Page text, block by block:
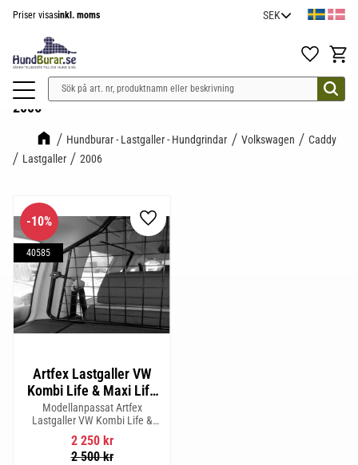
Priser visasinkl. moms
Favoriter
2006
Hundburar - Lastgaller - Hundgrindar Volkswagen
Caddy
Lastgaller
2006
Artfex Lastgaller VW
Kombi Life & Maxi Life
2004-2020
Modellanpassat Artfex
Lastgaller VW Kombi Life &
Maxi Life 2004-2020
2 250kr
2 500kr
10%
40585
Lägg till i favoriter